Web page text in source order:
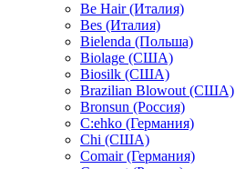
Be Hair (Италия)
Bes (Италия)
Bielenda (Польша)
Biolage (США)
Biosilk (США)
Brazilian Blowout (США)
Bronsun (Россия)
C:ehko (Германия)
Chi (США)
Comair (Германия)